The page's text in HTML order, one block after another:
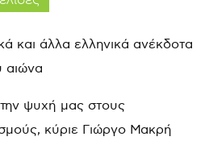
και άλλα ελληνικά ανέκδοτα
αιώνα
ψυχή μας στους
κύριε Γιώργο Μακρή